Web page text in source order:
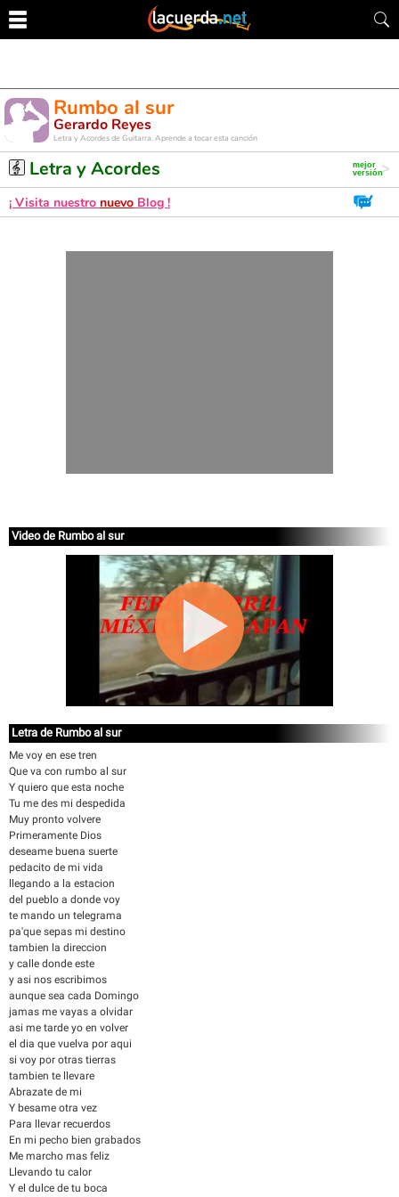
Rumbo al sur
Gerardo Reyes
Letra y Acordes de Guitarra. Aprende a tocar esta canción
Letra y Acordes
¡ Visita nuestro nuevo Blog !
Video de Rumbo al sur
Letra de Rumbo al sur
Me voy en ese tren
Que va con rumbo al sur
Y quiero que esta noche
Tu me des mi despedida
Muy pronto volvere
Primeramente Dios
deseame buena suerte
pedacito de mi vida
llegando a la estacion
del pueblo a donde voy
te mando un telegrama
pa'que sepas mi destino
tambien la direccion
y calle donde este
y asi nos escribimos
aunque sea cada Domingo
jamas me vayas a olvidar
asi me tarde yo en volver
el dia que vuelva por aqui
si voy por otras tierras
tambien te llevare
Abrazate de mi
Y besame otra vez
Para llevar recuerdos
En mi pecho bien grabados
Me marcho mas feliz
Llevando tu calor
Y el dulce de tu boca